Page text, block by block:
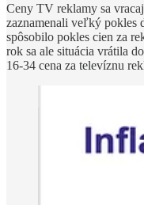
Ceny TV reklamy sa
zaznamenali veľký pokles
spôsobilo pokles cien za
rok sa ale situácia vrátila
16-34 cena za televíznu